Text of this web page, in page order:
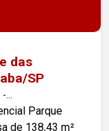
desejadas
das
SP
-
Parque
de 138,43 m²